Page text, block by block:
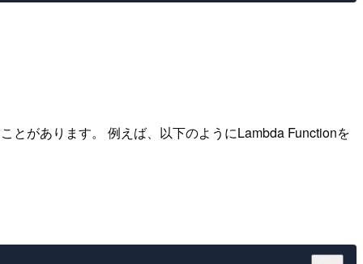
とがあります。 例えば、以下のようにLambda Functionを